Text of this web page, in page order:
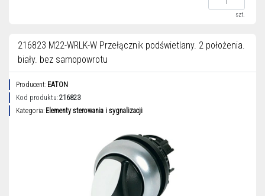
szt.
216823 M22-WRLK-W Przełącznik podświetlany. 2 położenia.
biały. bez samopowrotu
Producent: EATON
Kod produktu:216823
Kategoria: Elementy sterowania i sygnalizacji